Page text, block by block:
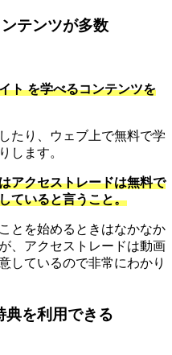
テンツが多数
ト を学べるコンテンツを
たり、ウェブ上で無料で学
します。
アクセストレードは無料で
ていると言うこと。
とを始めるときはなかなか
、アクセストレードは動画
しているので非常にわかり
典を利用できる